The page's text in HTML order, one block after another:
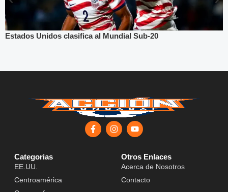
Estados Unidos clasifica al Mundial Sub-20
Categorias
EE.UU.
Centroamérica
Otros Enlaces
Acerca de Nosotros
Contacto